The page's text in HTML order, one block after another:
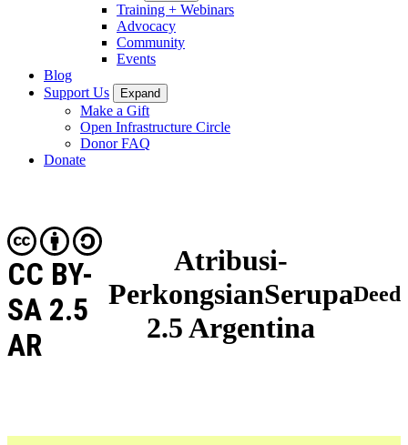
Training + Webinars
Advocacy
Community
Events
Blog
Support Us
Expand
Make a Gift
Open Infrastructure Circle
Donor FAQ
Donate
Atribusi-
PerkongsianSerupa
2.5 Argentina
CC BY-
SA 2.5
AR
Deed